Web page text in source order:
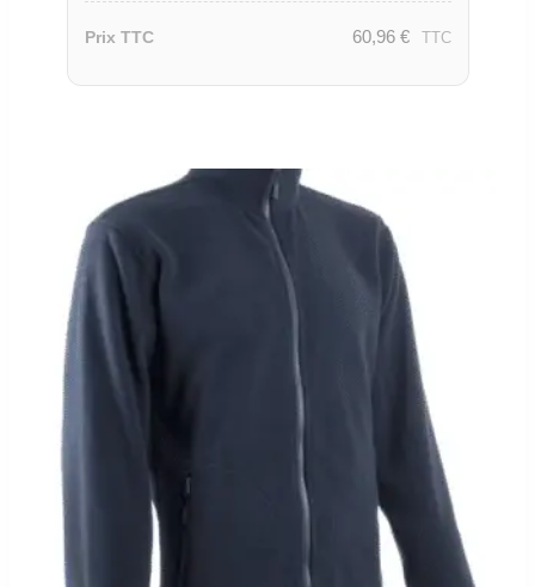
Prix TTC 60,96 € TTC